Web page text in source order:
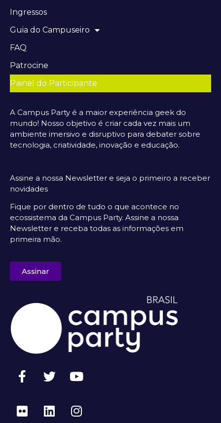
Ingressos
Guia do Campuseiro
FAQ
Patrocine
Painel do Participante
A Campus Party é a maior experiência geek do
mundo! Nosso objetivo é criar cada vez mais um
ambiente imersivo e disruptivo para debater sobre
tecnologia, criatividade, inovação e educação.
Assine a nossa Newsletter e seja o primeiro a receber
novidades
Fique por dentro de tudo o que acontece no
ecossistema da Campus Party. Assine a nossa
Newsletter e receba todas as informações em
primeira mão.
Assinar